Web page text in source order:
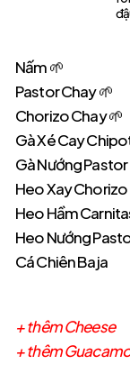
Nấm 🌱
Pastor Chay 🌱
Chorizo Chay 🌱
Gà Xé Cay
Gà Nướng Pastor
Heo Xay Chorizo
Heo Hầm
Heo Nướng
Cá Chiên Baja
+ thêm Cheese
+ thêm